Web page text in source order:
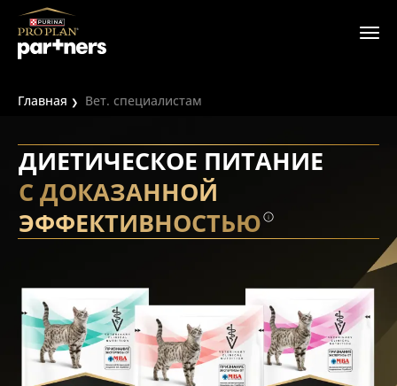
Главная Вет. специалистам
ДИЕТИЧЕСКОЕ ПИТАНИЕ
С ДОКАЗАННОЙ
ЭФФЕКТИВНОСТЬЮ